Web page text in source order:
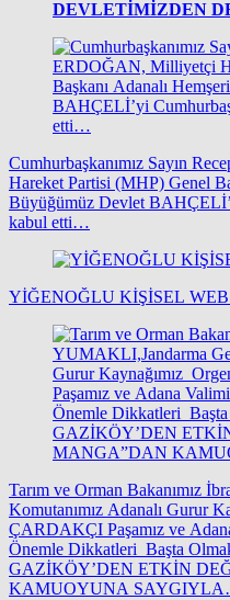
DEVLETİMİZDEN
Cumhurbaşkanımız Sayın Recep Tayyip ERDOĞAN, Milliyetçi
Hareket Partisi (MHP) Genel
Büyüğümüz Devlet
kabul etti…
YİĞENOĞLU KİŞİSEL
Tarım ve Orman Bakanımız
Komutanımız Adanalı Gurur
ÇARDAKÇI Paşamız ve
Önemle Dikkatleri Başta
GAZİKÖY’DEN ETKİN
KAMUOYUNA